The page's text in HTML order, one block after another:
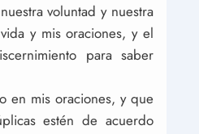
voluntad y nuestra
y mis oraciones, y el
para saber
en mis oraciones, y que
estén de acuerdo